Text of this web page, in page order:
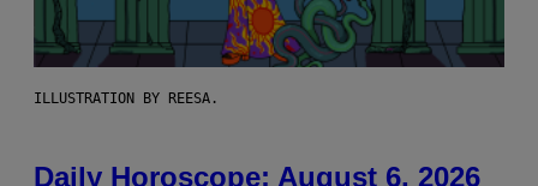
ILLUSTRATION BY REESA.
Daily Horoscope: August 6, 2026